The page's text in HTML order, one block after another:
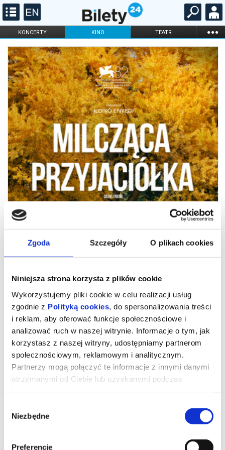
Zgoda Szczegóły O plikach cookies
Niniejsza strona korzysta z plików cookie
Wykorzystujemy pliki cookie w celu realizacji usług
zgodnie z Polityką cookies , do spersonalizowania treści
i reklam, aby oferować funkcje społecznościowe i
analizować ruch w naszej witrynie. Informacje o tym, jak
korzystasz z naszej witryny, udostępniamy partnerom
społecznościowym, reklamowym i analitycznym.
Partnerzy mogą połączyć te informacje z innymi danymi
otrzymanymi od Ciebie lub uzyskanymi podczas
zgody
Niezbędne
Preferencje
KONCERTY KINO TEATR ...
FILHARMONIA OPERA I BALET
STAND-UP
DLA DZIECI
ONLINE KARNETY
Milcząca przyjaciółka
miłorząb japoński (gingko biloba), który na przestrzeni wieku staje
się niemym świadkiem i uczestnikiem historii trojga nieznajomych.
Zdeterminowana dziewczyna walczy o miejsce na wydziale
uprzedzeniami zdominowanego przez mężczyzn świata nauki.
Samotny student, który nigdy nie zwracał uwagi na rośliny, w jego